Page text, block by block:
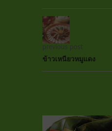
previous post
ข้าวเหนียวหมูแดง